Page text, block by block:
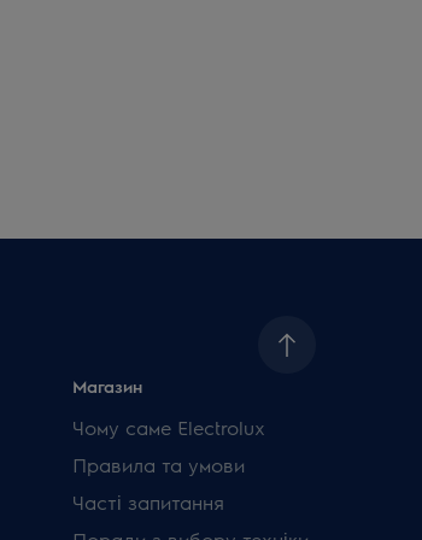
Магазин
Чому саме Electrolux
Правила та умови
Часті запитання